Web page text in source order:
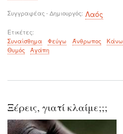
Συγγραφέας - Δημιουργός Λαός
Ετικέτες
Συναίσθημα
Φεύγω Άνθρωπος Κάνω
Θυμός
Αγάπη
Ξέρεις, γιατί κλαίμε;;;